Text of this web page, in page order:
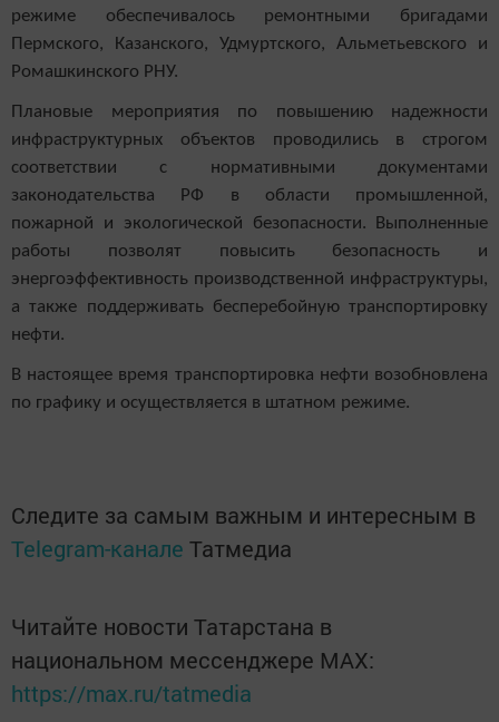
режиме обеспечивалось ремонтными бригадами
Пермского, Казанского, Удмуртского, Альметьевского и
Ромашкинского РНУ.
Плановые мероприятия по повышению надежности
инфраструктурных объектов проводились в строгом
соответствии с нормативными документами
законодательства РФ в области промышленной,
пожарной и экологической безопасности.
Выполненные
работы позволят повысить безопасность и
энергоэффективность производственной инфраструктуры,
а также поддерживать бесперебойную транспортировку
нефти.
В настоящее время транспортировка нефти возобновлена
по графику и осуществляется в штатном режиме.
Следите за самым важным и интересным в
Telegram-канале Татмедиа
Читайте новости Татарстана в
национальном мессенджере MАХ:
https://max.ru/tatmedia